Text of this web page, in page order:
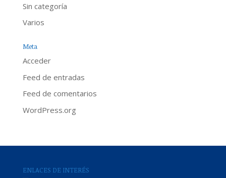
Sin categoría
Varios
Meta
Acceder
Feed de entradas
Feed de comentarios
WordPress.org
ENLACES DE INTERÉS